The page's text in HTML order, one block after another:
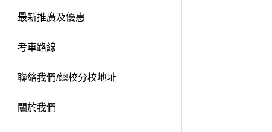
最新推廣及優惠
考車路線
聯絡我們/總校分校地址
關於我們